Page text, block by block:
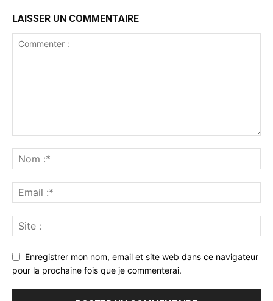
LAISSER UN COMMENTAIRE
Enregistrer mon nom, email et site web dans ce navigateur
pour la prochaine fois que je commenterai.